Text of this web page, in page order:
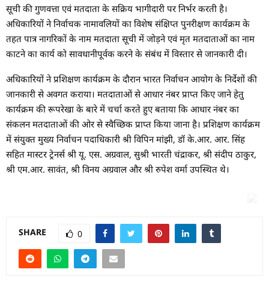
सूची की गुणवत्ता एवं मतदाता के सक्रिय भागीदारी पर निर्भर करती है।
अधिकारियों ने निर्वाचक नामावलियों का विशेष संक्षिप्त पुनरीक्षण कार्यक्रम के
तहत पात्र नागरिकों के नाम मतदाता सूची में जोड़ने एवं मृत मतदाताओं का नाम
काटने का कार्य को सावधानीपूर्वक करने के संबंध में विस्तार से जानकारी दी।
अधिकारियों ने प्रशिक्षण कार्यक्रम के दौरान भारत निर्वाचन आयोग के निर्देशों की
जानकारी से अवगत कराया। मतदाताओं से आधार नंबर प्राप्त किए जाने हेतु
कार्यक्रम की रूपरेखा के बारे में चर्चा करते हुए बताया कि आधार नंबर का
संकलन मतदाताओं की ओर से स्वैच्छिक प्राप्त किया जाना है। प्रशिक्षण कार्यक्रम
में संयुक्त मुख्य निर्वाचन पदाधिकारी श्री विपिन मांझी, डॉ के.आर. आर. सिंह
सहित मास्टर ट्रेनर्स श्री यू. एस. अग्रवाल, सुश्री भारती चंद्राकर, श्री संदीप ठाकुर,
श्री एम.आर. सावंत, श्री विनय अग्रवाल और श्री रुपेश वर्मा उपस्थित थे।
SHARE 0